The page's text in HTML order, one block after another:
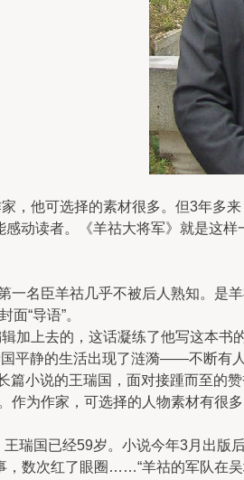
，他可选择的素材很多。但3年多来
读者。《羊祜大将军》就是这样
名臣羊祜几乎不被后人熟知。是
“导语”。
上去的，这话凝练了他写这本书的
静的生活出现了涟漪——不断有
小说的王瑞国，面对接踵而至的赞
为作家，可选择的人物素材有很
国已经59岁。小说今年3月出版后
次红了眼圈……“羊祜的军队在吴